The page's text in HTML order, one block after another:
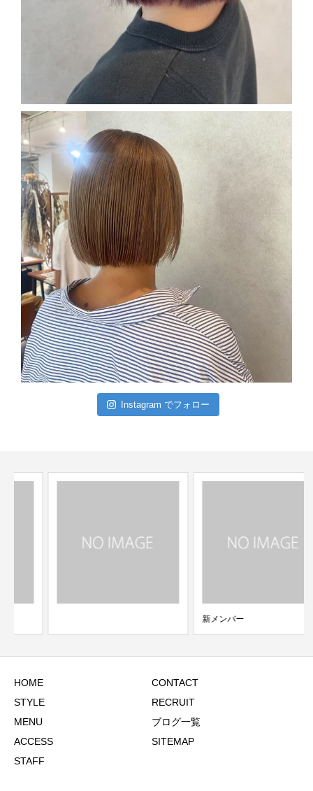
Instagram でフォロー
新メンバー
HOME
STYLE
MENU
ACCESS
STAFF
CONTACT
RECRUIT
ブログ一覧
SITEMAP